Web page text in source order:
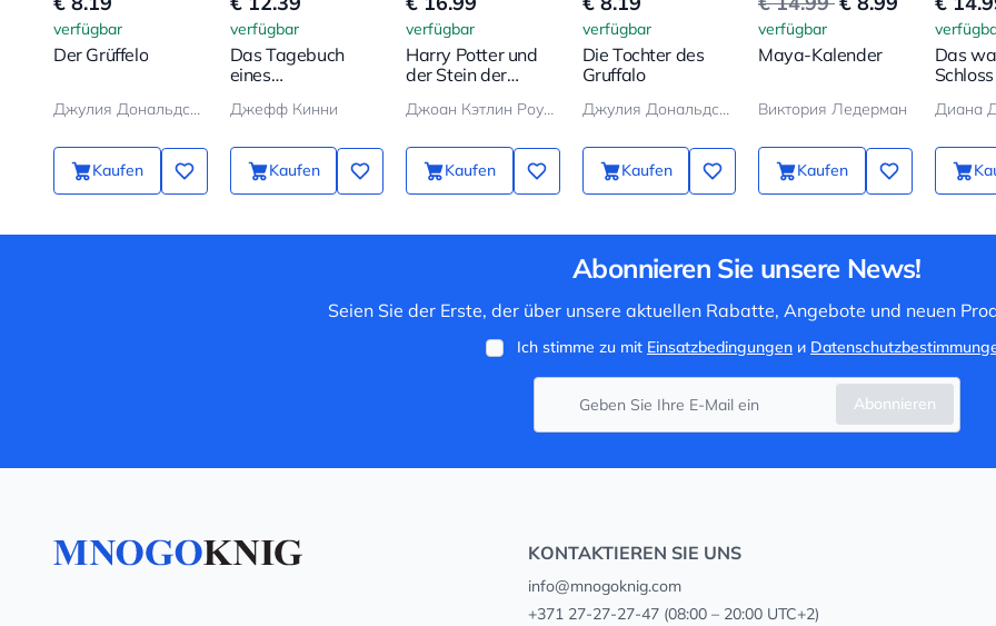
verfügbar
Der Grüffelo
Джулия Дональдсон, Аксель Шеффлер
Kaufen
verfügbar
Das Tagebuch
eines
Джефф Кинни
Kaufen
verfügbar
Harry Potter und
der Stein der
Джоан Кэтлин Роулинг
Kaufen
verfügbar
Die Tochter des
Gruffalo
Джулия Дональдсон
Kaufen
verfügbar
Maya-Kalender
Виктория Ледерман
Kaufen
Das
Schloss
Диана
Abonnieren Sie unsere News!
Seien Sie der Erste, der über unsere aktuellen Rabatte, Angebote und neuen
Ich stimme zu mit Einsatzbedingungen и
Abonnieren
KONTAKTIEREN SIE UNS
info@mnogoknig.com
+371 27-27-27-47(08:00 – 20:00 UTC+2)